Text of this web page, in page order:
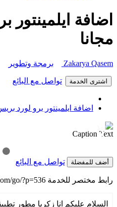
اضافة ايلمينتور
مجانا
Zakarya Qasem برمجة وتطوير
اشترى الخدمة تواصل مع البائع
اضافة ايلمينتور برو لورد
1 / 3
Caption Text
❮
أضف للمفضلة تواصل مع البائع
رابط مختصر للخدمة go/?p=536
السلام عليكم انا زكريا مطور